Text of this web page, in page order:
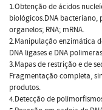
1.Obtenção de ácidos
biológicos.DNA bacteriano,
organelos; RNA; mRNA.
2.Manipulação enzimática
DNA ligases e DNA
3.Mapas de restrição e de
Fragmentação completa,
produtos.
4.Detecção de